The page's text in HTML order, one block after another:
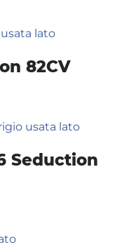
82CV
Seduction